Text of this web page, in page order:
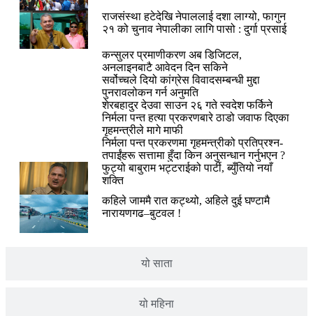
यो साता
यो महिना
राजसंस्था हटेदेखि नेपाललाई दशा लाग्यो, फागुन
२१ को चुनाव नेपालीका लागि पासो : दुर्गा प्रसाई
कन्सुलर प्रमाणीकरण अब डिजिटल,
अनलाइनबाटै आवेदन दिन सकिने
सर्वोच्चले दियो कांग्रेस विवादसम्बन्धी मुद्दा
पुनरावलोकन गर्न अनुमति
शेरबहादुर देउवा साउन २६ गते स्वदेश फर्किने
निर्मला पन्त हत्या प्रकरणबारे ठाडो जवाफ दिएका
गृहमन्त्रीले मागे माफी
निर्मला पन्त प्रकरणमा गृहमन्त्रीको प्रतिप्रश्न-
तपाईंहरू सत्तामा हुँदा किन अनुसन्धान गर्नुभएन ?
फुट्यो बाबुराम भट्टराईको पार्टी, ब्युँतियो नयाँ
शक्ति
कहिले जाममै रात कट्थ्यो, अहिले दुई घण्टामै
नारायणगढ–बुटवल !